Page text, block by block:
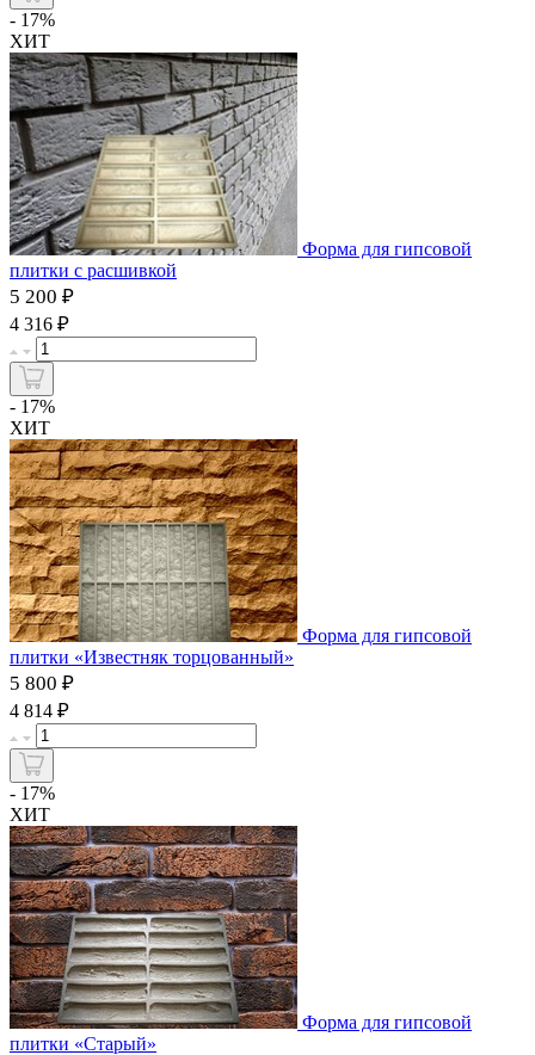
- 17%
ХИТ
Форма для гипсовой
плитки с расшивкой
5 200 ₽
4 316 ₽
- 17%
ХИТ
Форма для гипсовой
плитки «Известняк торцованный»
5 800 ₽
4 814 ₽
- 17%
ХИТ
Форма для гипсовой
плитки «Старый»